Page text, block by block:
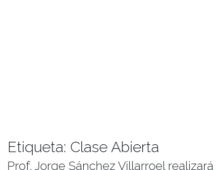
Etiqueta: Clase Abierta
Prof. Jorge Sánchez Villarroel realizará